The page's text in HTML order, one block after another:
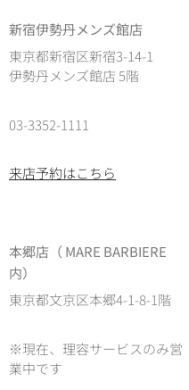
新宿伊勢丹メンズ館店
東京都新宿区新宿3-14-1
伊勢丹メンズ館店 5階
03-3352-1111
来店予約はこちら
本郷店（ MARE BARBIERE
内）
東京都文京区本郷4-1-8-1階
※現在、理容サービスのみ営
業中です